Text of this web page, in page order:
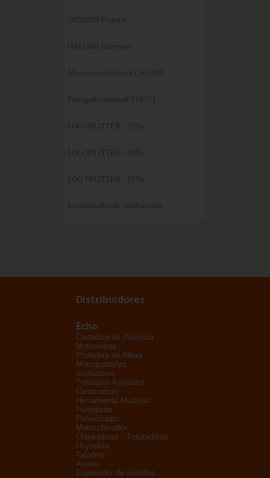
OREGON Forestal
OREGON Harvester
Motosierra eléctrica CS-1400
Fumigador manual 518771
LOG SPLITTER - 25Tn.
LOG SPLITTER - 30Tn.
LOG SPLITTER - 35Tn.
Estabilizador de combustible
Distribuidores
Echo
Cortadora de Potencia
Motosierras
Podadora de Altura
Motoguadañas
Sopladores
Triturador-Aspirador
Cortacercos
Herramienta Multiuso
Fumigador
Pulverizador
Motocultivador
Chipeadoras - Trituradoras
Hoyadora
Taladros
Aceite
Esparcidor de semillas